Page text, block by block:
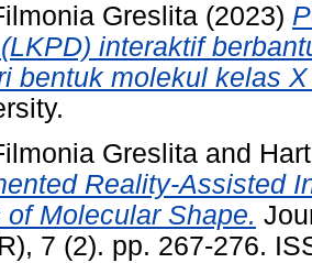
Greslita (2023)
interaktif
bentuk molekul kelas
Greslita and
Reality-Assisted
of Molecular Shape.
7 (2). pp. 267-276.